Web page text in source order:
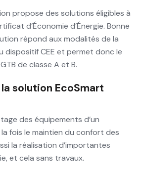
propose des solutions éligibles à
d’Économie d’Énergie. Bonne
répond aux modalités de la
dispositif CEE et permet donc le
de classe A et B.
solution EcoSmart
des équipements d’un
fois le maintien du confort des
la réalisation d’importantes
et cela sans travaux.